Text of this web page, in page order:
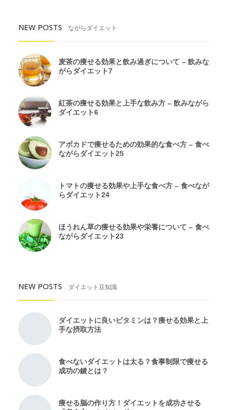
NEW POSTS ながらダイエット
麦茶の痩せる効果と飲み過ぎについて – 飲みな
がらダイエット7
紅茶の痩せる効果と上手な飲み方 – 飲みながら
ダイエット6
アボカドで痩せるための効果的な食べ方 – 食べ
ながらダイエット25
トマトの痩せる効果や上手な食べ方 – 食べなが
らダイエット24
ほうれん草の痩せる効果や栄養について – 食べ
ながらダイエット23
NEW POSTS ダイエット豆知識
ダイエットに良いビタミンは？痩せる効果と上
手な摂取方法
食べないダイエットは太る？食事制限で痩せる
成功の鍵とは？
痩せる脳の作り方！ダイエットを成功させる